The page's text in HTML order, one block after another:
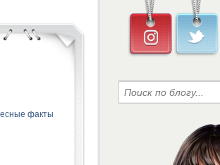
факты